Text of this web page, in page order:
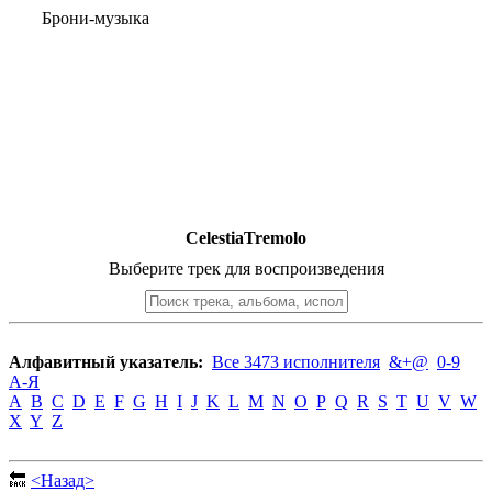
Брони-музыка
CelestiaTremolo
Выберите трек для воспроизведения
Алфавитный указатель: Все 3473 исполнителя &+@ 0-9
А-Я
A B C D E F G H I J K L M N O P Q R S T U V W
X Y Z
🔙 <Назад>